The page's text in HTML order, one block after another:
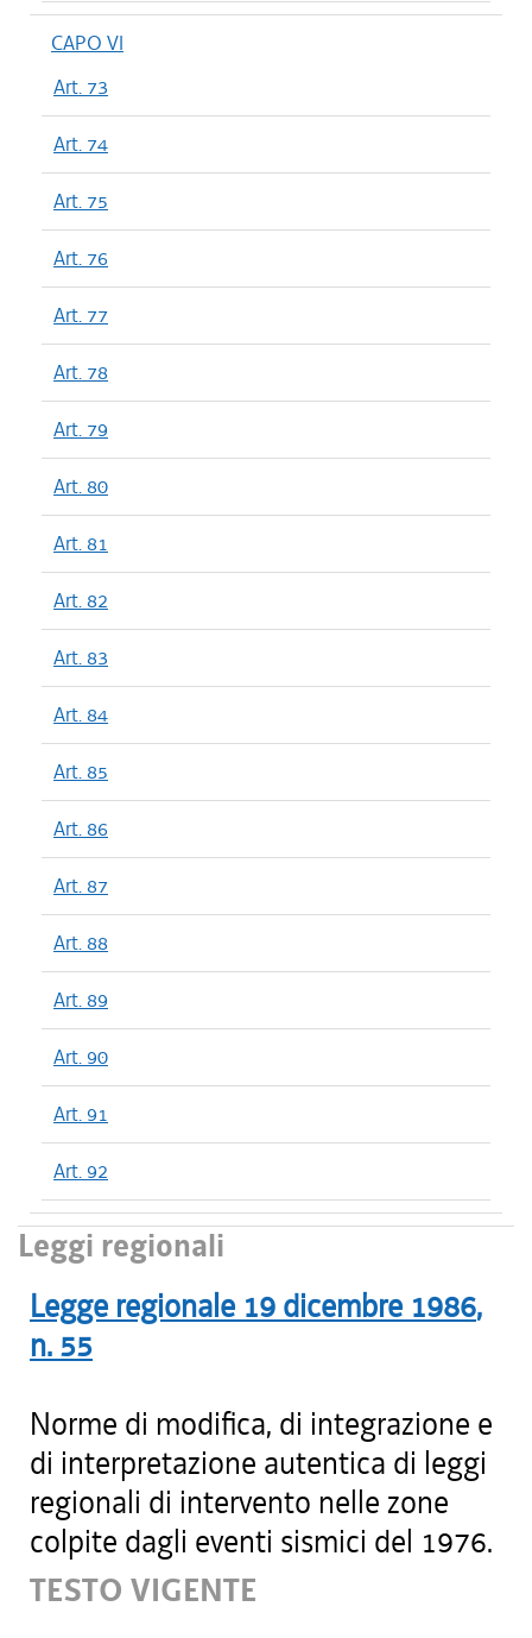
CAPO VI
Art. 73
Art. 74
Art. 75
Art. 76
Art. 77
Art. 78
Art. 79
Art. 80
Art. 81
Art. 82
Art. 83
Art. 84
Art. 85
Art. 86
Art. 87
Art. 88
Art. 89
Art. 90
Art. 91
Art. 92
Leggi regionali
Legge regionale 19 dicembre 1986,
n. 55
Norme di modifica, di integrazione e
di interpretazione autentica di leggi
regionali di intervento nelle zone
colpite dagli eventi sismici del 1976.
TESTO VIGENTE